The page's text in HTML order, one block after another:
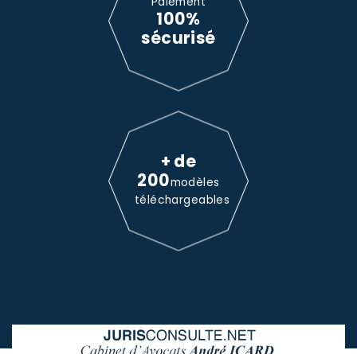
100%
sécurisé
+ de
200modèles
téléchargeables